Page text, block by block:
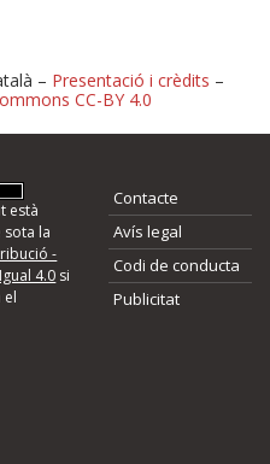
millores o
alguna millora, ompliu els
o l'error del qual voleu informar-
*
– Presentació i crèdits –
CC-BY 4.0
està
la
-
4.0 si
el
Contacte
Avís legal
Codi de conducta
Publicitat